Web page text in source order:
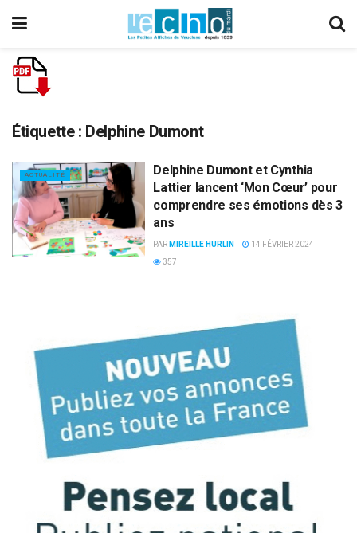
Étiquette : Delphine Dumont
ACTUALITÉ
Delphine Dumont et Cynthia
Lattier lancent ‘Mon Cœur’ pour
comprendre ses émotions dès 3
ans
PAR MIREILLE HURLIN
14 FÉVRIER 2024
357